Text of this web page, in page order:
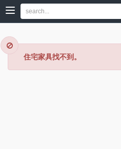
住宅家具找不到。